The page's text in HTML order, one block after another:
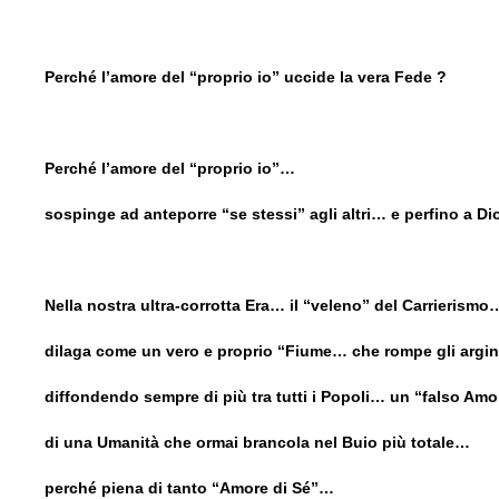
Perché l’amore del “proprio io” uccide la vera Fede ?
Perché l’amore del “proprio io”…
sospinge ad anteporre “se stessi” agli altri… e perfino a
Nella nostra ultra-corrotta Era… il “veleno” del
dilaga come un vero e proprio “Fiume… che rompe gli
diffondendo sempre di più tra tutti i Popoli… un “falso
di una Umanità che ormai brancola nel Buio più totale…
perché piena di tanto “Amore di Sé”…